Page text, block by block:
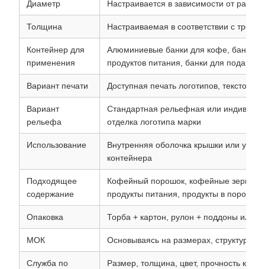
Диаметр Настраивается в зависимости от
Толщина Настраиваемая в соответствии с
Контейнер для
применения
Алюминиевые банки для кофе, банки
продуктов питания, банки для подарков
Вариант печати Доступная печать логотипов,
Вариант
рельефа
Стандартная рельефная или
отделка логотипа марки
Использование
Внутренняя оболочка крышки или
контейнера
Подходящее
содержание
Кофейный порошок, кофейные зерна,
продукты питания, продукты в порошке
Опаковка Торба + картон, рулон + поддоны или
МОК Основываясь на размерах, структуре и
Служба по
Размер, толщина, цвет, прочность